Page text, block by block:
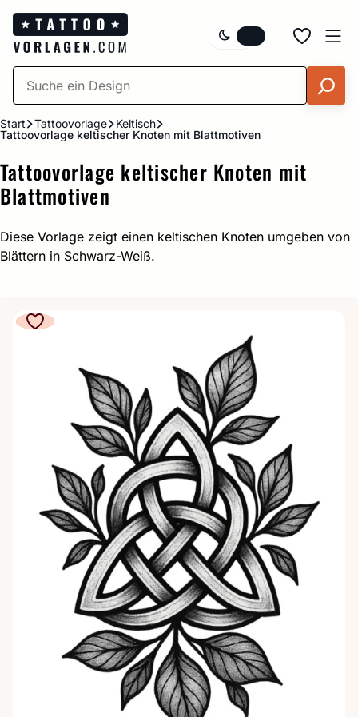
Zum
Inhalt
springen
Start Tattoovorlage
Keltisch
Tattoovorlage keltischer Knoten mit Blattmotiven
Tattoovorlage keltischer Knoten mit
Blattmotiven
Diese Vorlage zeigt einen keltischen Knoten umgeben von
Blättern in Schwarz-Weiß.